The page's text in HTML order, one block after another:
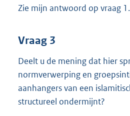
Zie mijn antwoord op vraag 1.
Vraag 3
Deelt u de mening dat hier
normverwerping en
aanhangers van een
structureel ondermijnt?